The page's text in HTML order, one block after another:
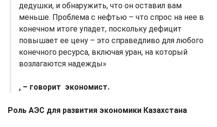
дедушки, и обнаружить, что он оставил вам
меньше. Проблема с нефтью – что спрос на нее в
конечном итоге упадет, поскольку дефицит
повышает ее цену – это справедливо для любого
конечного ресурса, включая уран, на который
возлагаются надежды»
, – говорит экономист.
Роль АЭС для развития экономики Казахстана